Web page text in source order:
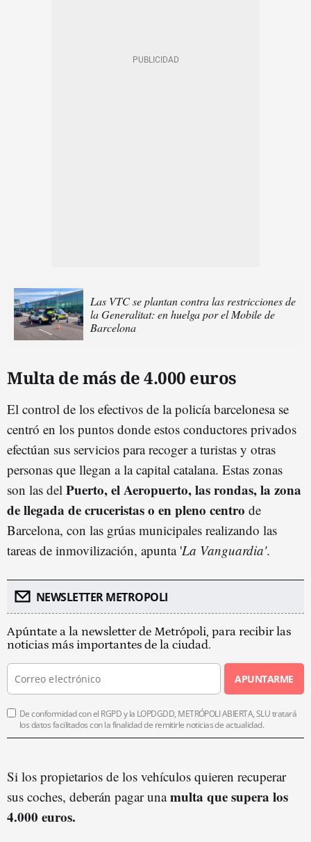
Las VTC se plantan contra las restricciones de
la Generalitat: en huelga por el Mobile de
Barcelona
Multa de más de 4.000 euros
El control de los efectivos de la policía barcelonesa se
centró en los puntos donde estos conductores privados
efectúan sus servicios para recoger a turistas y otras
personas que llegan a la capital catalana. Estas zonas
son las del Puerto, el Aeropuerto, las rondas, la zona
de llegada de cruceristas o en pleno centro de
Barcelona, con las grúas municipales realizando las
tareas de inmovilización, apunta 'La Vanguardia'.
NEWSLETTER METROPOLI
Apúntate a la newsletter de Metrópoli, para recibir las
noticias más importantes de la ciudad.
APUNTARME
De conformidad con el RGPD y la LOPDGDD, METRÓPOLI ABIERTA, SLU tratará
los datos facilitados con la finalidad de remitirle noticias de actualidad.
Si los propietarios de los vehículos quieren recuperar
sus coches, deberán pagar unamulta que supera los
4.000 euros.